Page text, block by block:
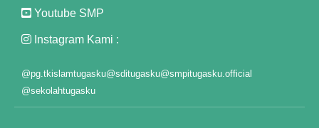
Youtube SMP
Instagram Kami :
@pg.tkislamtugasku@sditugasku@smpitugasku.official
@sekolahtugasku